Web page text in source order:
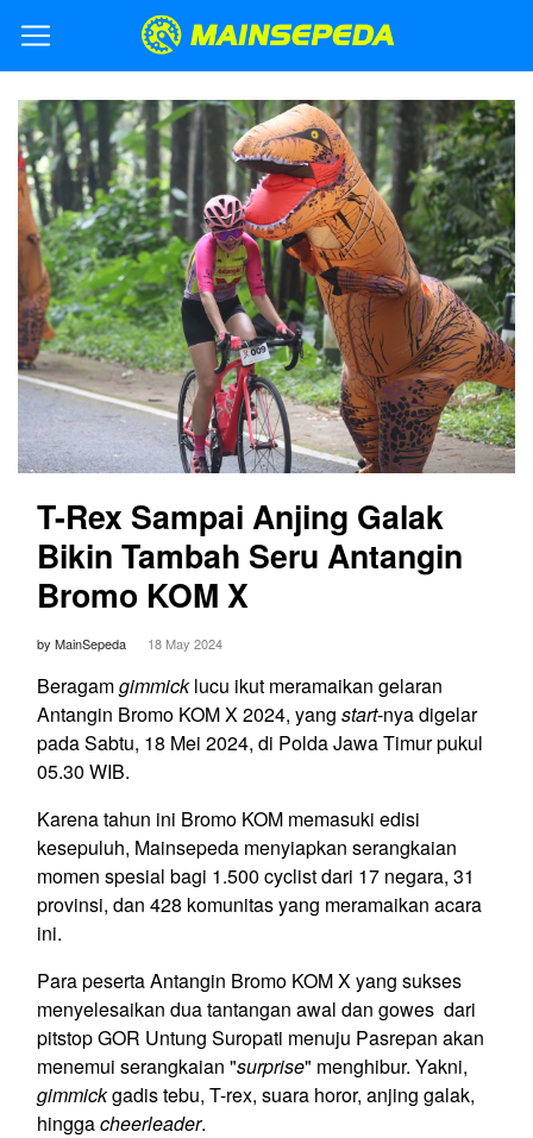
T-Rex Sampai Anjing Galak
Bikin Tambah Seru Antangin
Bromo KOM X
by MainSepeda 18 May 2024
Beragamgimmicklucu ikut meramaikan gelaran
Antangin Bromo KOM X 2024, yang start-nya digelar
pada Sabtu, 18 Mei 2024, di Polda Jawa Timur pukul
05.30 WIB.
Karena tahun ini Bromo KOM memasuki edisi
kesepuluh, Mainsepeda menyiapkan serangkaian
momen spesial bagi 1.500 cyclist dari 17 negara, 31
provinsi, dan 428 komunitas yang meramaikan acara
ini.
Para peserta Antangin Bromo KOM X yang sukses
menyelesaikan dua tantangan awal dan gowes dari
pitstop GOR Untung Suropati menuju Pasrepan akan
menemui serangkaian "surprise" menghibur. Yakni,
gimmickgadis tebu, T-rex, suara horor, anjing galak,
hinggacheerleader.